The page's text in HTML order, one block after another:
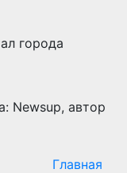
города
Newsup, автор
Главная